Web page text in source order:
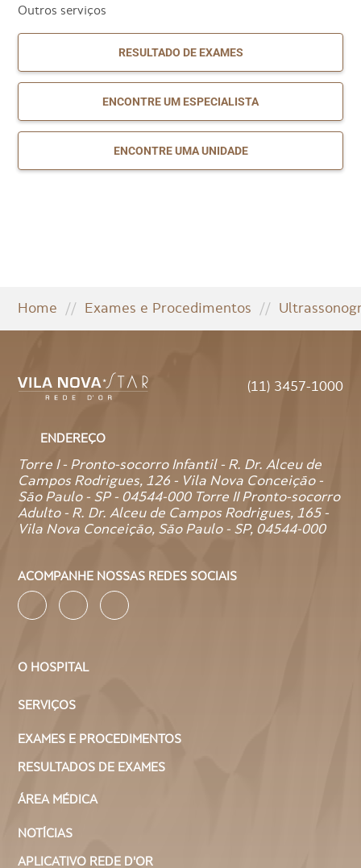
Outros serviços
RESULTADO DE EXAMES
ENCONTRE UM ESPECIALISTA
ENCONTRE UMA UNIDADE
Home // Exames e Procedimentos //
(11) 3457-1000
ENDEREÇO
Torre I - Pronto-socorro Infantil - R. Dr. Alceu de
Campos Rodrigues, 126 - Vila Nova Conceição -
São Paulo - SP - 04544-000 Torre II Pronto-socorro
Adulto - R. Dr. Alceu de Campos Rodrigues, 165 -
Vila Nova Conceição, São Paulo - SP, 04544-000
ACOMPANHE NOSSAS REDES SOCIAIS
O HOSPITAL
SERVIÇOS
EXAMES E PROCEDIMENTOS
RESULTADOS DE EXAMES
ÁREA MÉDICA
NOTÍCIAS
APLICATIVO REDE D'OR